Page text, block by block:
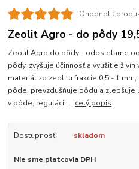
Ohodnotiť
Zeolit Agro - do pôdy
Zeolit Agro do pôdy - odosielame
pôdy, zvyšuje účinnosť a využitie
materiál zo zeolitu frakcie 0,5 - 1 mm,
pôde, prevzdušňuje pôdu a zlepšuje
v pôde, regulácii ... celý popis
Dostupnosť skladom
Nie sme platcovia DPH